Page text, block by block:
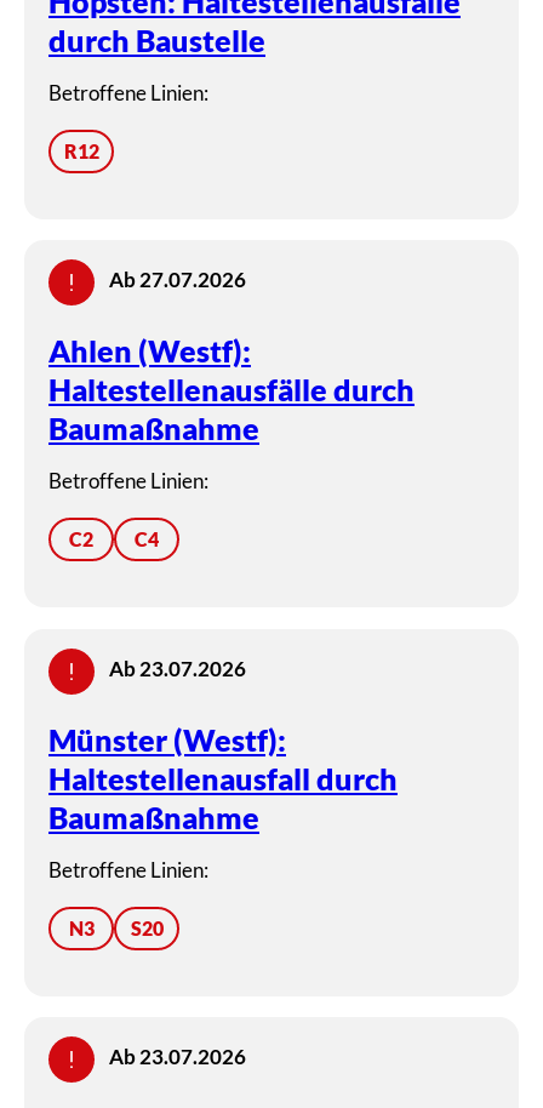
durch Baustelle
Betroffene Linien:
R12
Ab 27.07.2026
Ahlen (Westf):
Haltestellenausfälle durch
Baumaßnahme
Betroffene Linien:
C2 C4
Ab 23.07.2026
Münster (Westf):
Haltestellenausfall durch
Baumaßnahme
Betroffene Linien:
N3 S20
Ab 23.07.2026